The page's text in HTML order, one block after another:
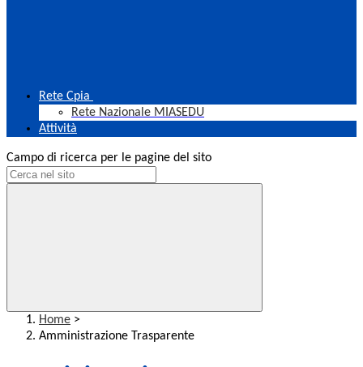
Rete Cpia
Rete Nazionale MIASEDU
Attività
Campo di ricerca per le pagine del sito
Home >
Amministrazione Trasparente